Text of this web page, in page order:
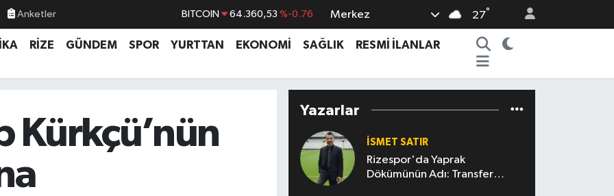
Anketler DOLAR 47,7069 %0.17
EURO 55,0265 %0.01
%1.44
%64
BITCOIN %-0.76
Merkez 27°
RİZE GÜNDEM SPOR YURTTAN EKONOMİ SAĞLIK
RESMİ İLANLAR
Kürkçü’nün
Yazarlar
İSMET SATIR
Rizespor'da Yaprak
Dökümünün Adı: Transfer